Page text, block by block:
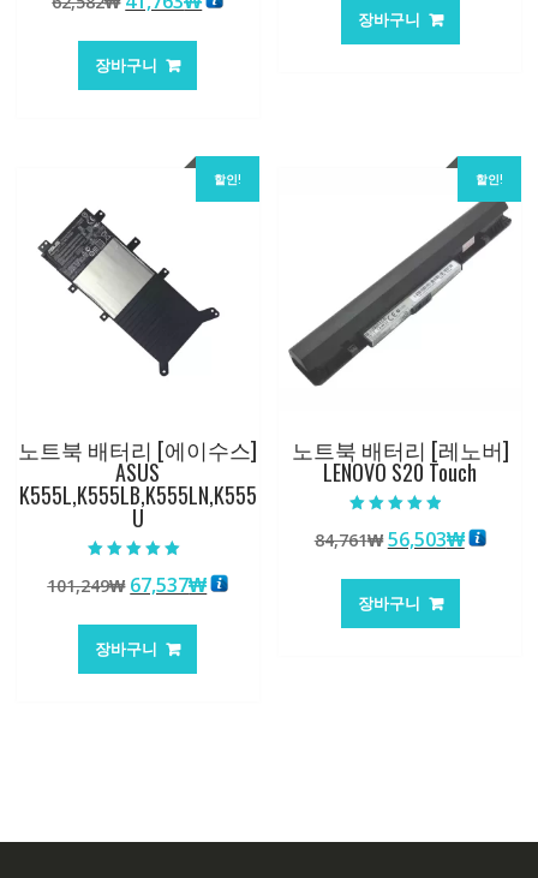
로 평가됨
가
격:
장바구니
가
격:
장바구니
할인!
노트북 배터리 [에이수스]
ASUS
K555L,K555LB,K555LN,K555
U
5.00
로 평가됨
101,249₩ 원
가
격:
67,537₩현
장바구니
할인!
노트북 배터리 [레노버]
LENOVO S20 Touch
4.50
로 평가됨
84,761₩ 원
가
격:
56,503₩현
장바구니